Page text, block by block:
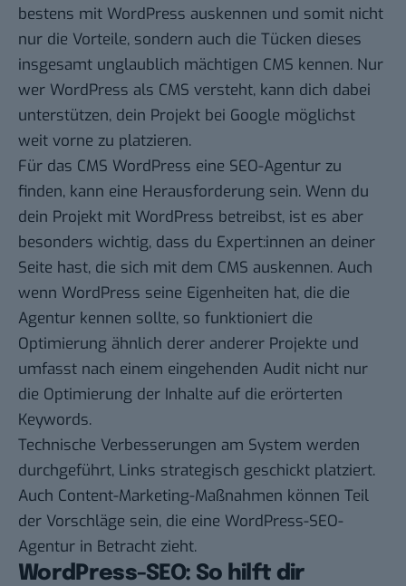
bestens mit WordPress auskennen und somit nicht
nur die Vorteile, sondern auch die Tücken dieses
insgesamt unglaublich mächtigen CMS kennen. Nur
wer WordPress als CMS versteht, kann dich dabei
unterstützen, dein Projekt bei Google möglichst
weit vorne zu platzieren.
Für das CMS WordPress eine SEO-Agentur zu
finden, kann eine Herausforderung sein. Wenn du
dein Projekt mit WordPress betreibst, ist es aber
besonders wichtig, dass du Expert:innen an deiner
Seite hast, die sich mit dem CMS auskennen. Auch
wenn WordPress seine Eigenheiten hat, die die
Agentur kennen sollte, so funktioniert die
Optimierung ähnlich derer anderer Projekte und
umfasst nach einem eingehenden Audit nicht nur
die Optimierung der Inhalte auf die erörterten
Keywords.
Technische Verbesserungen am System werden
durchgeführt, Links strategisch geschickt platziert.
Auch Content-Marketing-Maßnahmen können Teil
der Vorschläge sein, die eine WordPress-SEO-
Agentur in Betracht zieht.
WordPress-SEO: So hilft dir